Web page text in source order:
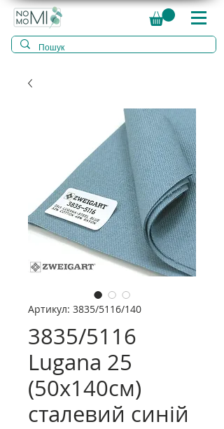
Артикул: 3835/5116/140
3835/5116
Lugana 25
(50х140см)
сталевий синій